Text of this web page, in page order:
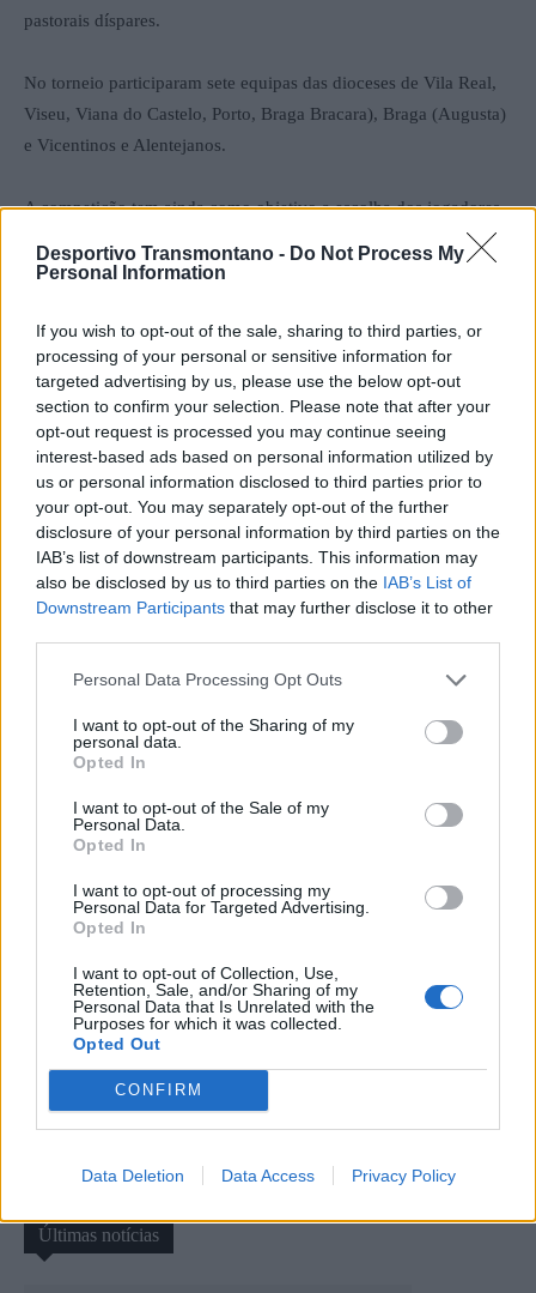
Desportivo Transmontano - Do Not Process My
Personal Information
If you wish to opt-out of the sale, sharing to third parties, or
processing of your personal or sensitive information for
targeted advertising by us, please use the below opt-out
section to confirm your selection. Please note that after your
opt-out request is processed you may continue seeing
interest-based ads based on personal information utilized by
us or personal information disclosed to third parties prior to
your opt-out. You may separately opt-out of the further
disclosure of your personal information by third parties on the
IAB’s list of downstream participants. This information may
also be disclosed by us to third parties on the IAB’s List of
Downstream Participants that may further disclose it to other
Personal Data Processing Opt Outs
I want to opt-out of the Sharing of my
personal data.
Opted In
I want to opt-out of the Sale of my
Personal Data.
Opted In
I want to opt-out of processing my
Personal Data for Targeted Advertising.
Opted In
I want to opt-out of Collection, Use,
Retention, Sale, and/or Sharing of my
Personal Data that Is Unrelated with the
Purposes for which it was collected.
Opted Out
CONFIRM
Data Deletion Data Access Privacy Policy
pastorais díspares.
No torneio participaram sete equipas das dioceses de Vila Real,
Viseu, Viana do Castelo, Porto, Braga Bracara), Braga (Augusta)
e Vicentinos e Alentejanos.
A competição tem ainda como objetivo a escolha dos jogadores
padres.
Classificação Final
1º Vila Real
2º Braga (Bracara)
3º Viana do Castelo
4º Porto
5º Braga (Augusta)
7º Lamego
Foto: Agência ECCLESIA/LFS
Artigo anterior
Quim “Peito de Aço” o
Hugo Letra recandidata-se às
Últimas notícias